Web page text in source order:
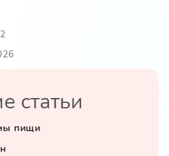
статьи
пищи